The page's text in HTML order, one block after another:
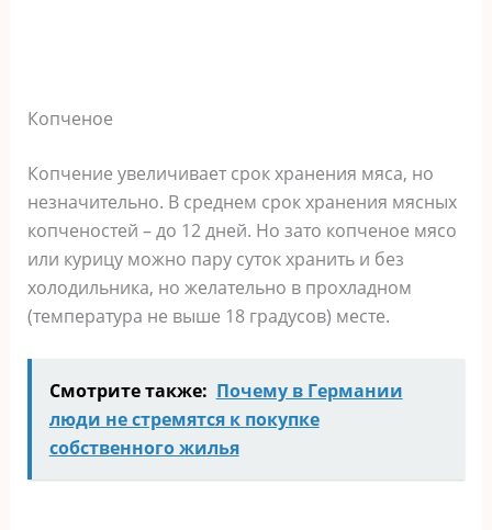
Копченое
Копчение увеличивает срок хранения мяса, но
незначительно. В среднем срок хранения мясных
копченостей – до 12 дней. Но зато копченое мясо
или курицу можно пару суток хранить и без
холодильника, но желательно в прохладном
(температура не выше 18 градусов) месте.
Смотрите также: Почему в Германии
люди не стремятся к покупке
собственного жилья